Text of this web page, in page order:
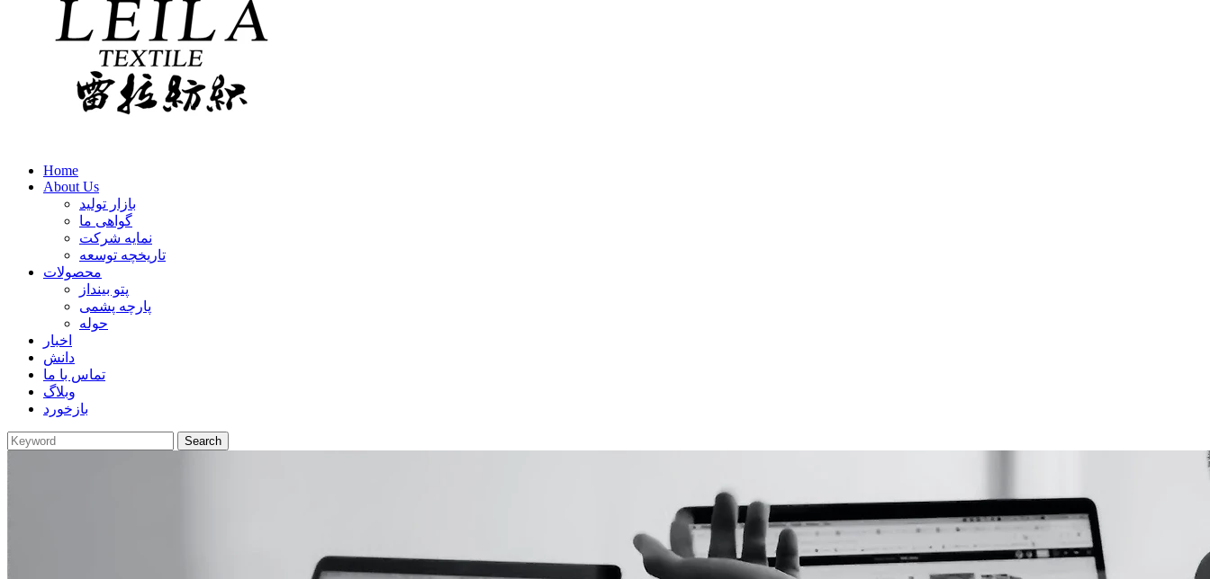
Home
About Us
بازار تولید
گواهی ما
نمایه شرکت
تاریخچه توسعه
محصولات
پتو بینداز
پارچه پشمی
حوله
اخبار
دانش
تماس با ما
وبلاگ
بازخورد